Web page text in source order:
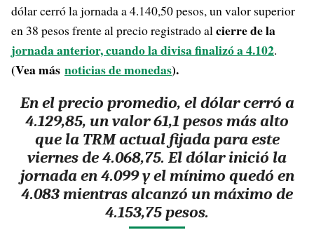
dólar cerró la jornada a 4.140,50 pesos, un valor superior
en 38 pesos frente al precio registrado alcierre de la
jornada anterior, cuando la divisa finalizó a 4.102.
(Vea más noticias de monedas).
En el precio promedio, el dólar cerró a
4.129,85, un valor 61,1 pesos más alto
que la TRM actual fijada para este
viernes de 4.068,75. El dólar inició la
jornada en 4.099 y el mínimo quedó en
4.083 mientras alcanzó un máximo de
4.153,75 pesos.